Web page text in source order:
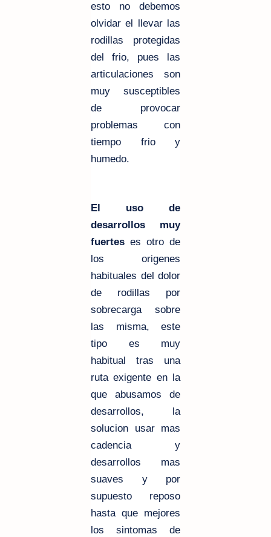
esto no debemos
olvidar el llevar las
rodillas protegidas
del frio, pues las
articulaciones son
muy susceptibles
de provocar
problemas con
tiempo frio y
humedo.
El uso de
desarrollos muy
fuertes es otro de
los origenes
habituales del dolor
de rodillas por
sobrecarga sobre
las misma, este
tipo es muy
habitual tras una
ruta exigente en la
que abusamos de
desarrollos, la
solucion usar mas
cadencia y
desarrollos mas
suaves y por
supuesto reposo
hasta que mejores
los sintomas de